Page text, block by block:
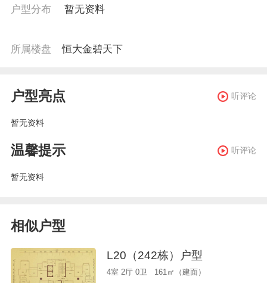
户型分布
暂无资料
所属楼盘 恒大金碧天下
户型亮点 听评论
暂无资料
温馨提示 听评论
暂无资料
相似户型
L20（242栋）户型
4室 2厅 0卫 161㎡（建面）